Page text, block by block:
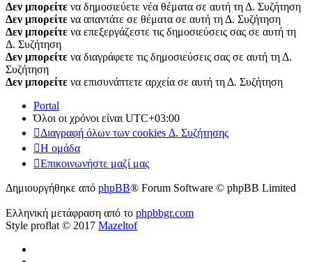
Δεν μπορείτε να δημοσιεύετε νέα θέματα σε αυτή τη Δ. Συζήτηση
Δεν μπορείτε να απαντάτε σε θέματα σε αυτή τη Δ. Συζήτηση
Δεν μπορείτε να επεξεργάζεστε τις δημοσιεύσεις σας σε αυτή τη
Δ. Συζήτηση
Δεν μπορείτε να διαγράφετε τις δημοσιεύσεις σας σε αυτή τη Δ.
Συζήτηση
Δεν μπορείτε να επισυνάπτετε αρχεία σε αυτή τη Δ. Συζήτηση
Portal
Όλοι οι χρόνοι είναι UTC+03:00
Διαγραφή όλων των cookies Δ. Συζήτησης
Η ομάδα
Επικοινωνήστε μαζί μας
Δημιουργήθηκε από phpBB® Forum Software © phpBB Limited
Ελληνική μετάφραση από το phpbbgr.com
Style proflat © 2017 Mazeltof